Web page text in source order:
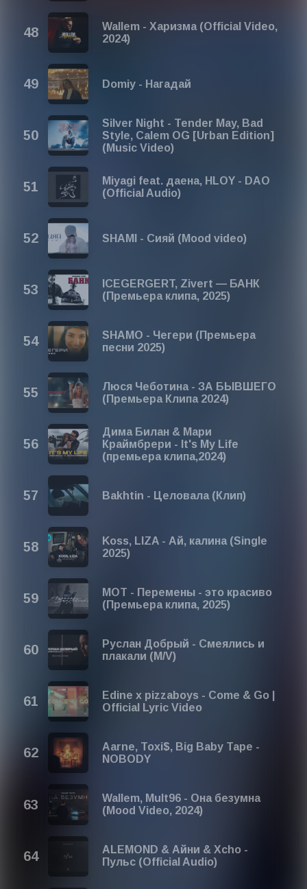
Wallem - Харизма (Official Video,
2024)
Domiy - Нагадай
Silver Night - Tender May, Bad
Style, Calem OG [Urban Edition]
(Music Video)
Miyagi feat. даена, HLOY - DAO
(Official Audio)
SHAMI - Сияй (Mood video)
ICEGERGERT, Zivert — БАНК
(Премьера клипа, 2025)
SHAMO - Чегери (Премьера
песни 2025)
Люся Чеботина - ЗА БЫВШЕГО
(Премьера Клипа 2024)
Дима Билан & Мари
Краймбрери - It's My Life
(премьера клипа,2024)
Bakhtin - Целовала (Клип)
Koss, LIZA - Ай, калина (Single
2025)
МОТ - Перемены - это красиво
(Премьера клипа, 2025)
Руслан Добрый - Смеялись и
плакали (M/V)
Edine x pizzaboys - Come & Go |
Official Lyric Video
Aarne, Toxi$, Big Baby Tape -
NOBODY
Wallem, Mult96 - Она безумна
(Mood Video, 2024)
ALEMOND & Айни & Xcho -
Пульс (Official Audio)